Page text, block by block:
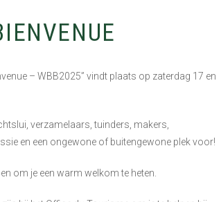
– WBB2025” vindt plaats op zaterdag 17 en
verzamelaars, tuinders, makers,
en een ongewone of buitengewone plek voor!
om je een warm welkom te heten.